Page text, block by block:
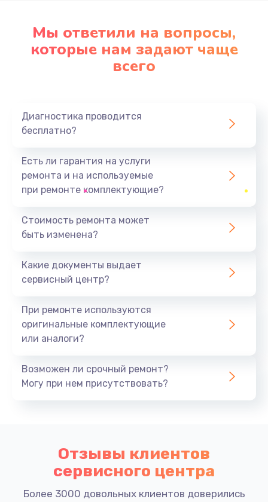
Мы ответили на вопросы,
которые нам задают чаще
всего
Диагностика проводится
бесплатно?
Есть ли гарантия на услуги
ремонта и на используемые
при ремонте комплектующие?
Стоимость ремонта может
быть изменена?
Какие документы выдает
сервисный центр?
При ремонте используются
оригинальные комплектующие
или аналоги?
Возможен ли срочный ремонт?
Могу при нем присутствовать?
Отзывы клиентов
сервисного центра
Более 3000 довольных клиентов доверились